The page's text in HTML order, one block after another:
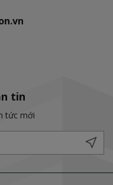
tin
tức mới